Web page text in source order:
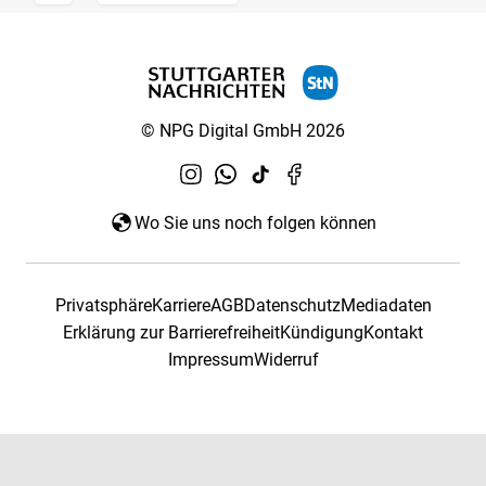
© NPG Digital GmbH 2026
Wo Sie uns noch folgen können
PrivatsphäreKarriereAGBDatenschutzMediadaten
Erklärung zur BarrierefreiheitKündigungKontakt
ImpressumWiderruf